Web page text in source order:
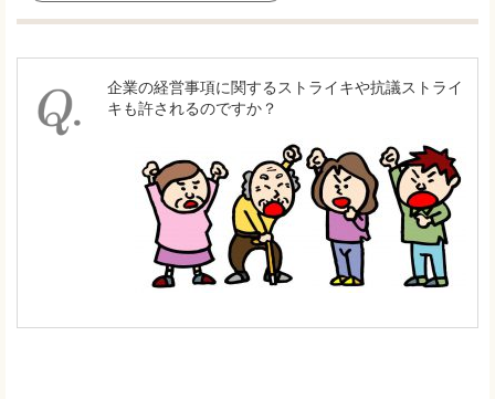
企業の経営事項に関するストライキや抗議ストライ
キも許されるのですか？